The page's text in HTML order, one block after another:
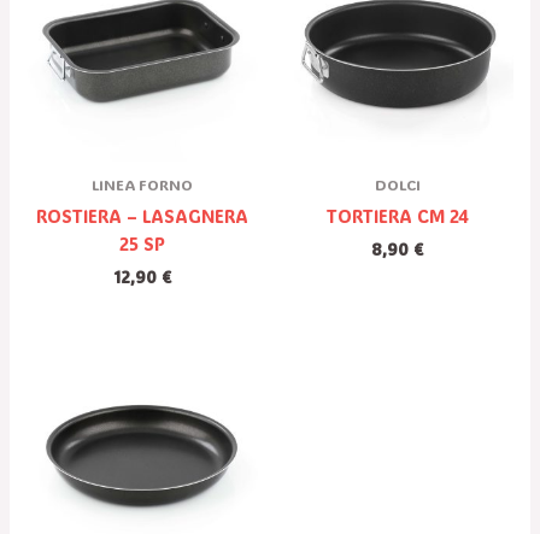
LINEA FORNO
ROSTIERA – LASAGNERA
25 SP
12,90 €
DOLCI
TORTIERA CM 24
8,90 €